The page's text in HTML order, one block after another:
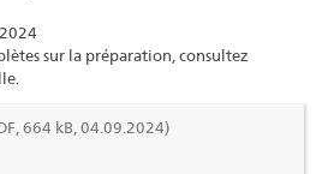
sur la préparation, consultez
664 kB, 04.09.2024)